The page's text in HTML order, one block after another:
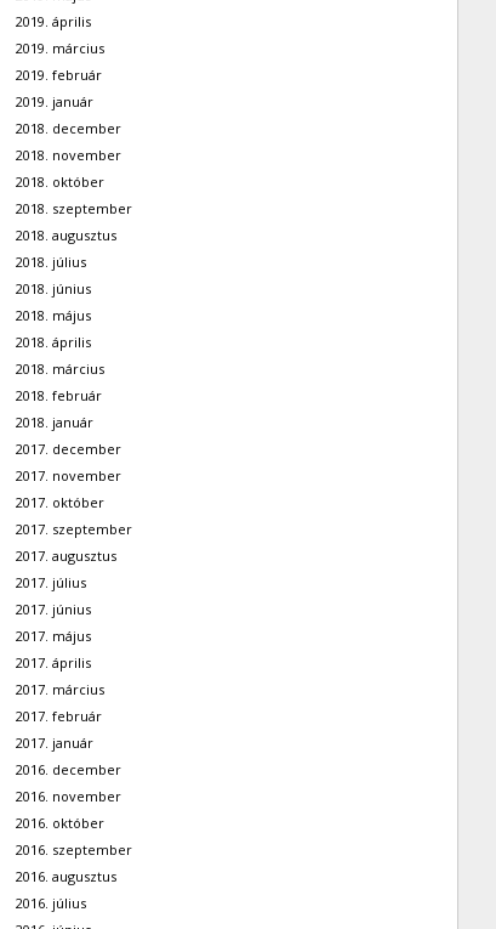
2019. április
2019. március
2019. február
2019. január
2018. december
2018. november
2018. október
2018. szeptember
2018. augusztus
2018. július
2018. június
2018. május
2018. április
2018. március
2018. február
2018. január
2017. december
2017. november
2017. október
2017. szeptember
2017. augusztus
2017. július
2017. június
2017. május
2017. április
2017. március
2017. február
2017. január
2016. december
2016. november
2016. október
2016. szeptember
2016. augusztus
2016. július